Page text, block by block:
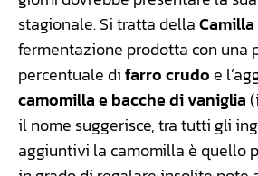
stagionale. Si tratta dellaCamilla
fermentazione prodotta con una
percentuale difarro crudo e
camomilla e bacche di vaniglia
il nome suggerisce, tra tutti gli
aggiuntivi la camomilla è quello